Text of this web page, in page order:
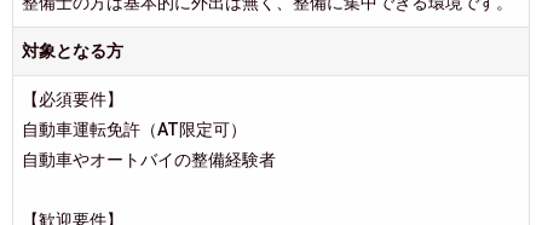
対象となる方
【必須要件】
自動車運転免許（AT限定可）
自動車やオートバイの整備経験者
【歓迎要件】